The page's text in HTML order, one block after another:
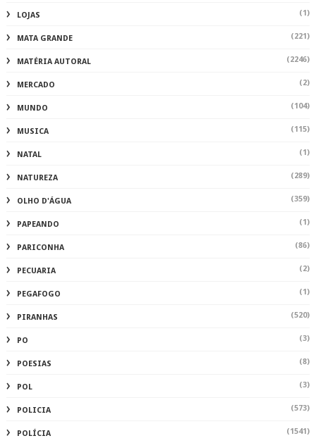
LOJAS (1)
MATA GRANDE (221)
MATÉRIA AUTORAL (2246)
MERCADO (2)
MUNDO (104)
MUSICA (115)
NATAL (1)
NATUREZA (289)
OLHO D'ÁGUA (359)
PAPEANDO (1)
PARICONHA (86)
PECUARIA (2)
PEGAFOGO (1)
PIRANHAS (520)
PO (3)
POESIAS (8)
POL (3)
POLICIA (573)
POLÍCIA (1541)